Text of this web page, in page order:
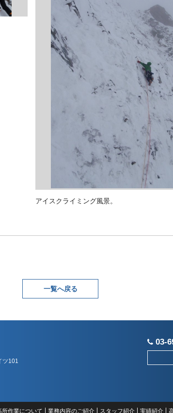
アイスクライミング風景。
一覧へ戻る
ツ101
03-
所作業について 業務内容のご紹介 スタッフ紹介 実績紹介